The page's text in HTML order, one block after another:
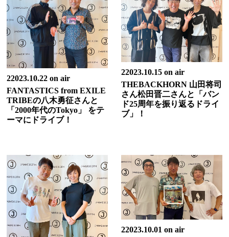
22023.10.22 on air
FANTASTICS from EXILE
TRIBEの八木勇征さんと
「2000年代のTokyo」 をテ
ーマにドライブ！
22023.10.15 on air
THEBACKHORN 山田将司
さん松田晋二さんと「バン
ド25周年を振り返るドライ
ブ」！
22023.10.01 on air